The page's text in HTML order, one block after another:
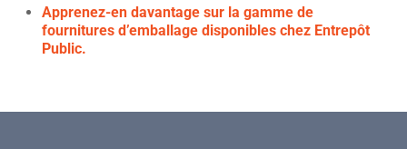
Apprenez-en davantage sur la gamme de
fournitures d’emballage disponibles chez Entrepôt
Public.